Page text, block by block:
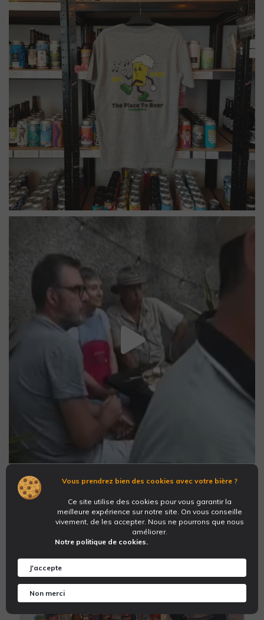
Vous prendrez bien des cookies avec votre bière ?
Ce site utilise des cookies pour vous garantir la
meilleure expérience sur notre site. On vous conseille
vivement, de les accepter. Nous ne pourrons que nous
améliorer.
Notre politique de cookies.
J'accepte
Non merci